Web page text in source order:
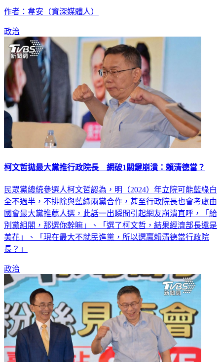
作者：韋安（資深媒體人）
政治
柯文哲拋最大黨推行政院長 網破1關鍵崩潰：賴清德當？
民眾黨總統參選人柯文哲認為，明（2024）年立院可能藍綠白
全不過半，不排除與藍綠兩黨合作，甚至行政院長也會考慮由
國會最大黨推薦人選，此話一出瞬間引起網友崩潰直呼，「給
別黨組閣，那選你幹嘛」、「選了柯文哲，結果經濟部長還是
美花」、「現在最大不就民進黨，所以選贏賴清德當行政院
長？」
政治